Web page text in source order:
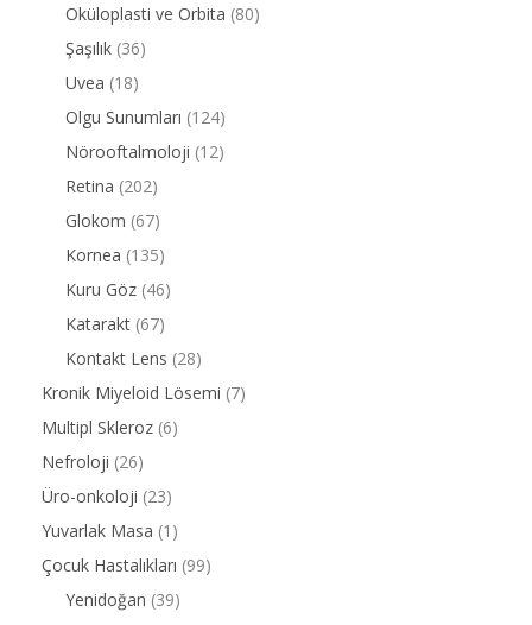
Oküloplasti ve Orbita (80)
Şaşılık (36)
Uvea (18)
Olgu Sunumları (124)
Nörooftalmoloji (12)
Retina (202)
Glokom (67)
Kornea (135)
Kuru Göz (46)
Katarakt (67)
Kontakt Lens (28)
Kronik Miyeloid Lösemi (7)
Multipl Skleroz (6)
Nefroloji (26)
Üro-onkoloji (23)
Yuvarlak Masa (1)
Çocuk Hastalıkları (99)
Yenidoğan (39)